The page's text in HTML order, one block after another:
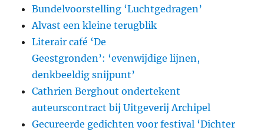
Bundelvoorstelling ‘Luchtgedragen’
Alvast een kleine terugblik
Literair café ‘De
Geestgronden’: ‘evenwijdige lijnen,
denkbeeldig snijpunt’
Cathrien Berghout ondertekent
auteurscontract bij Uitgeverij Archipel
Gecureerde gedichten voor festival ‘Dichter